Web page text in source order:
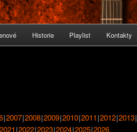
Historie Playlist Kontakty
2007 2008 2009 2010 2011 2012 2013
2021 2022 2023 2024 2025 2026